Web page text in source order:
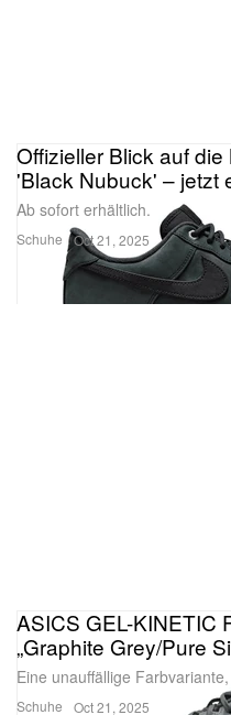
Schuhe
Offizieller Blick auf
'Black Nubuck' – jetzt
Ab sofort erhältlich.
Oct 21, 2025
Schuhe
ASICS GEL-KINETIC
„Graphite Grey/Pure
Eine unauffällige
Oct 21, 2025